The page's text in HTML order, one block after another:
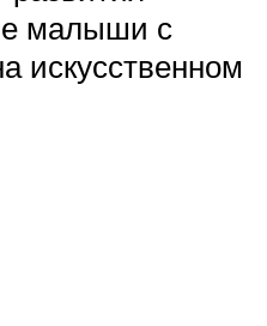
малыши с
искусственном